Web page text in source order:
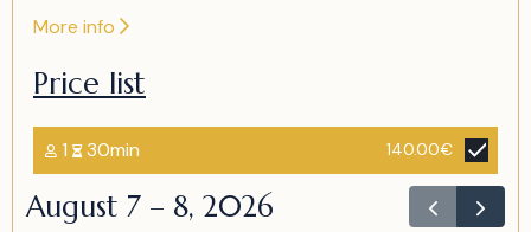
More info
Price list
1 30min 140.00€
August 7 – 8, 2026